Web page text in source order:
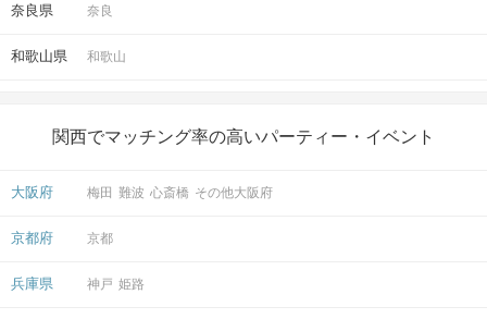
奈良県 奈良
和歌山県 和歌山
関西でマッチング率の高いパーティー・イベント
大阪府 梅田 難波 心斎橋 その他大阪府
京都府 京都
兵庫県 神戸 姫路